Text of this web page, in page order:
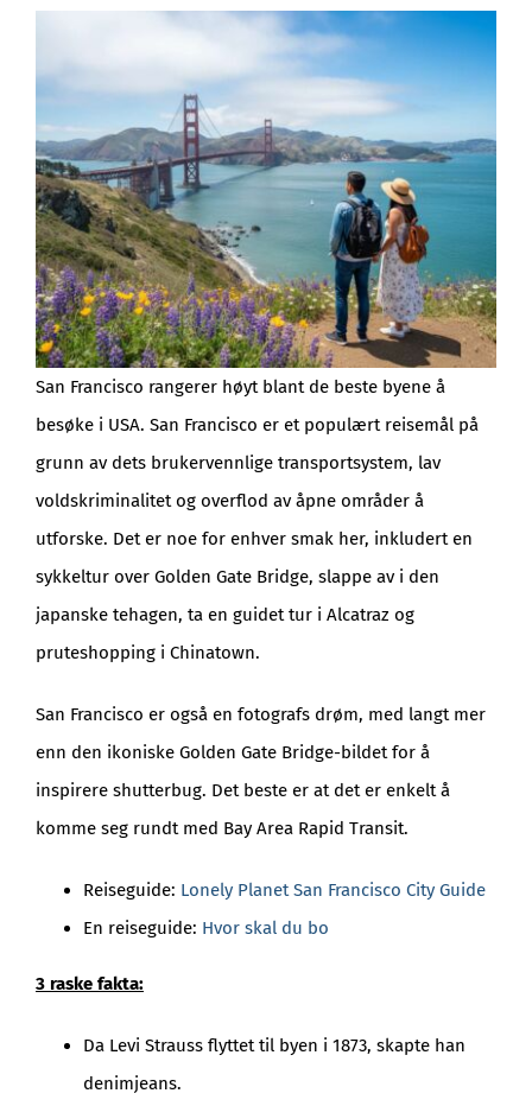
San Francisco rangerer høyt blant de beste byene å
besøke i USA. San Francisco er et populært reisemål på
grunn av dets brukervennlige transportsystem, lav
voldskriminalitet og overflod av åpne områder å
utforske. Det er noe for enhver smak her, inkludert en
sykkeltur over Golden Gate Bridge, slappe av i den
japanske tehagen, ta en guidet tur i Alcatraz og
pruteshopping i Chinatown.
San Francisco er også en fotografs drøm, med langt mer
enn den ikoniske Golden Gate Bridge-bildet for å
inspirere shutterbug. Det beste er at det er enkelt å
komme seg rundt med Bay Area Rapid Transit.
Reiseguide: Lonely Planet San Francisco City Guide
En reiseguide: Hvor skal du bo
3 raske fakta:
Da Levi Strauss flyttet til byen i 1873, skapte han
denimjeans.